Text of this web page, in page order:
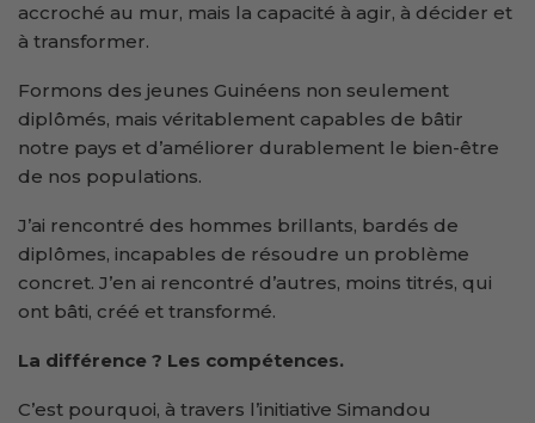
accroché au mur, mais la capacité à agir, à décider et
à transformer.
Formons des jeunes Guinéens non seulement
diplômés, mais véritablement capables de bâtir
notre pays et d’améliorer durablement le bien-être
de nos populations.
J’ai rencontré des hommes brillants, bardés de
diplômes, incapables de résoudre un problème
concret. J’en ai rencontré d’autres, moins titrés, qui
ont bâti, créé et transformé.
La différence ? Les compétences.
C’est pourquoi, à travers l’initiative Simandou